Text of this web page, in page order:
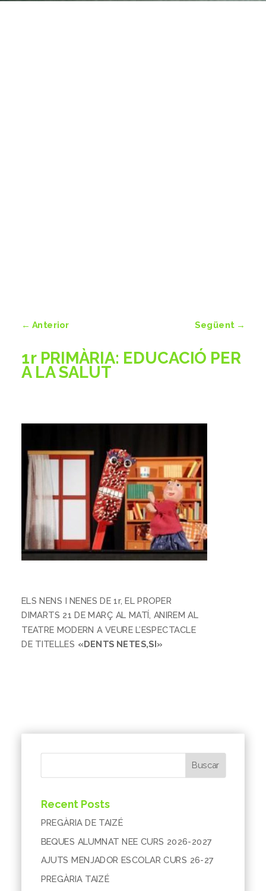
← Anterior Següent→
1r PRIMÀRIA: EDUCACIÓ PER
A LA SALUT
ELS NENS I NENES DE 1r, EL PROPER
DIMARTS 21 DE MARÇ AL MATÍ, ANIREM AL
TEATRE MODERN A VEURE L’ESPECTACLE
DE TITELLES «DENTS NETES,SI»
Buscar
Recent Posts
PREGÀRIA DE TAIZÉ
BEQUES ALUMNAT NEE CURS 2026-2027
AJUTS MENJADOR ESCOLAR CURS 26-27
PREGÀRIA TAIZÉ